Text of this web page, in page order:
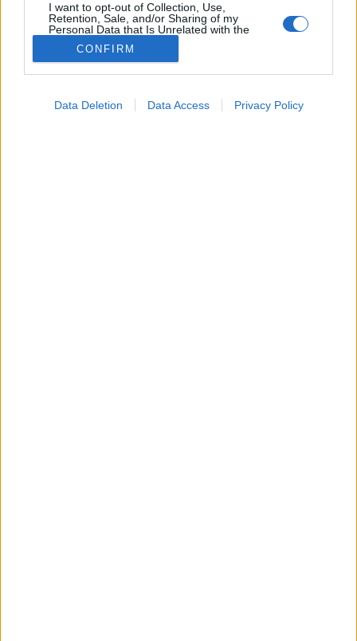
I want to opt-out of Collection, Use,
Retention, Sale, and/or Sharing of my
Personal Data that Is Unrelated with the
Purposes for which it was collected.
Opted Out
CONFIRM
Data Deletion Data Access Privacy Policy